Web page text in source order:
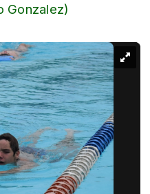
Gonzalez)